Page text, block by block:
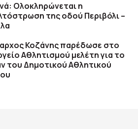
Ολοκληρώνεται η
της οδού Περιβόλι –
Κοζάνης παρέδωσε στο
Αθλητισμού μελέτη για το
του Δημοτικού Αθλητικού